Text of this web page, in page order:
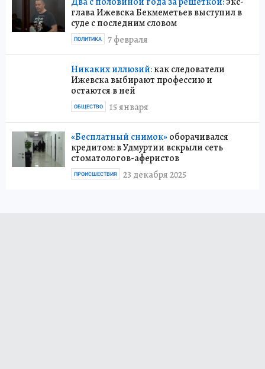
глава Ижевска Бекмеметьев выступил в
суде с последним словом
7 февраля
ПОЛИТИКА
Никаких иллюзий:как следователи
Ижевска выбирают профессию и
остаются в ней
15 января
ОБЩЕСТВО
«Бесплатный снимок»оборачивался
кредитом: в Удмуртии вскрыли сеть
стоматологов-аферистов
23 декабря 2025
ПРОИСШЕСТВИЯ